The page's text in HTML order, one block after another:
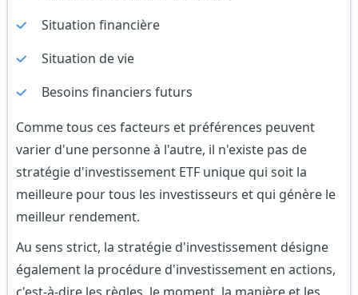
Situation financière
Situation de vie
Besoins financiers futurs
Comme tous ces facteurs et préférences peuvent
varier d'une personne à l'autre, il n'existe pas de
stratégie d'investissement ETF unique qui soit la
meilleure pour tous les investisseurs et qui génère le
meilleur rendement.
Au sens strict, la stratégie d'investissement désigne
également la procédure d'investissement en actions,